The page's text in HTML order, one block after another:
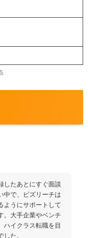
したあとにすぐ面談
中で、ビズリーチは
ようにサポートして
。大手企業やベンチ
ハイクラス転職を目
た。